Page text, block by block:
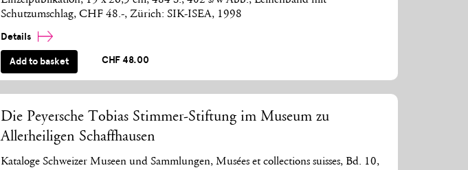
Schutzumschlag, CHF 48.-, Zürich: SIK-ISEA, 1998
Details
Add to basket CHF 48.00
Die Peyersche Tobias Stimmer-Stiftung im Museum zu
Allerheiligen Schaffhausen
Kataloge Schweizer Museen und Sammlungen, Musées et collections suisses, Bd. 10,